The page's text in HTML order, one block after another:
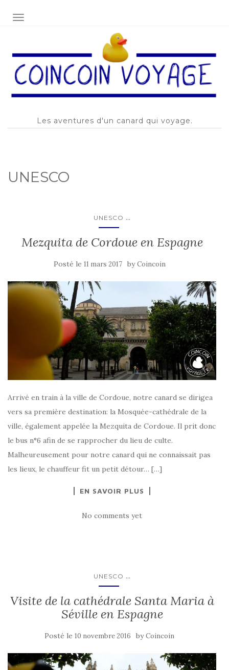
AFFICHER/MASQUER LA NAVIGATION
Les aventures d'un canard qui voyage.
UNESCO
UNESCO ...
Mezquita de Cordoue en Espagne
Posté le 11 mars 2017 byCoincoin
Arrivé en train à la ville de Cordoue, notre canard se dirigea
vers sa première destination: la Mosquée-cathédrale de la
ville, également appelée la Mezquita de Cordoue. Il prit donc
le bus n°6 afin de se rapprocher du lieu de culte.
Malheureusement pour notre canard qui ne connaissait pas
les lieux, le chauffeur fit un petit détour… […]
EN SAVOIR PLUS
No comments yet
UNESCO ...
Visite de la cathédrale Santa Maria à
Séville en Espagne
Posté le 10 novembre 2016 byCoincoin